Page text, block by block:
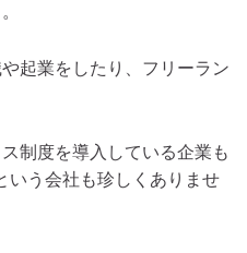
起業をしたり、フリーラン
制度を導入している企業も
いう会社も珍しくありませ